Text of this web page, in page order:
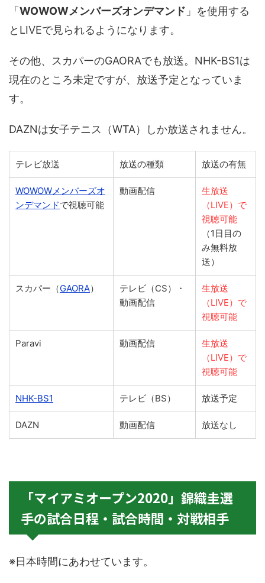
「 WOWOWメンバーズオンデマンド 」を使用する
とLIVEで見られるようになります。
その他、スカパーのGAORAでも放送。NHK-BS1は
現在のところ未定ですが、放送予定となっていま
す。
DAZNは女子テニス（WTA）しか放送されません。
テレビ放送 放送の種類 放送の有無
WOWOWメンバーズオ
ンデマンドで視聴可能
動画配信
生放送
（LIVE）で
視聴可能
（1日目の
み無料放
送）
スカパー（GAORA）
テレビ（CS）・
動画配信
生放送
（LIVE）で
視聴可能
Paravi 動画配信
生放送
（LIVE）で
視聴可能
NHK-BS1 テレビ（BS） 放送予定
DAZN 動画配信 放送なし
「マイアミオープン2020」錦織圭選
手の試合日程・試合時間・対戦相手
※日本時間にあわせています。